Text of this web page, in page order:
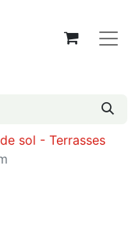
sol - Terrasses